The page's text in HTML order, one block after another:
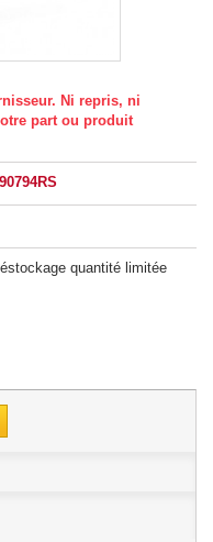
Ni repris, ni
part ou produit
quantité limitée